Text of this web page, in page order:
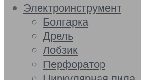
Электроинструмент
Болгарка
Дрель
Лобзик
Перфоратор